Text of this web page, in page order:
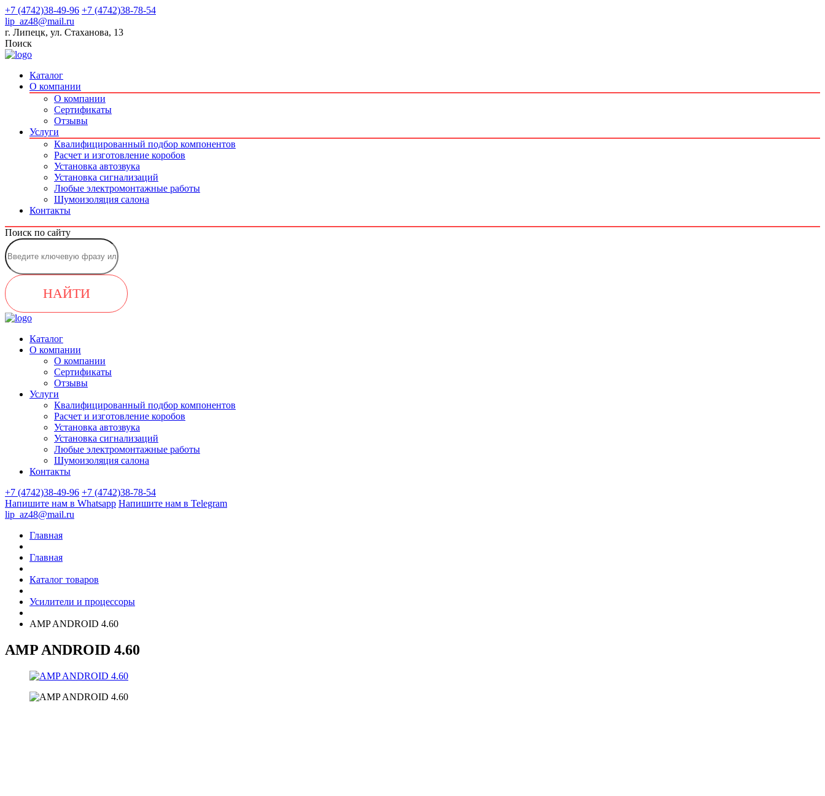
+7 (4742)38-49-96 +7 (4742)38-78-54
lip_az48@mail.ru
г. Липецк, ул. Стаханова, 13
Поиск
Каталог
О компании
О компании
Сертификаты
Отзывы
Услуги
Квалифицированный подбор компонентов
Расчет и изготовление коробов
Установка автозвука
Установка сигнализаций
Любые электромонтажные работы
Шумоизоляция салона
Контакты
Поиск по сайту
НАЙТИ
Каталог
О компании
О компании
Сертификаты
Отзывы
Услуги
Квалифицированный подбор компонентов
Расчет и изготовление коробов
Установка автозвука
Установка сигнализаций
Любые электромонтажные работы
Шумоизоляция салона
Контакты
+7 (4742)38-49-96 +7 (4742)38-78-54
Напишите нам в Whatsapp Напишите нам в Telegram
lip_az48@mail.ru
Главная
Главная
Каталог товаров
Усилители и процессоры
AMP ANDROID 4.60
AMP ANDROID 4.60